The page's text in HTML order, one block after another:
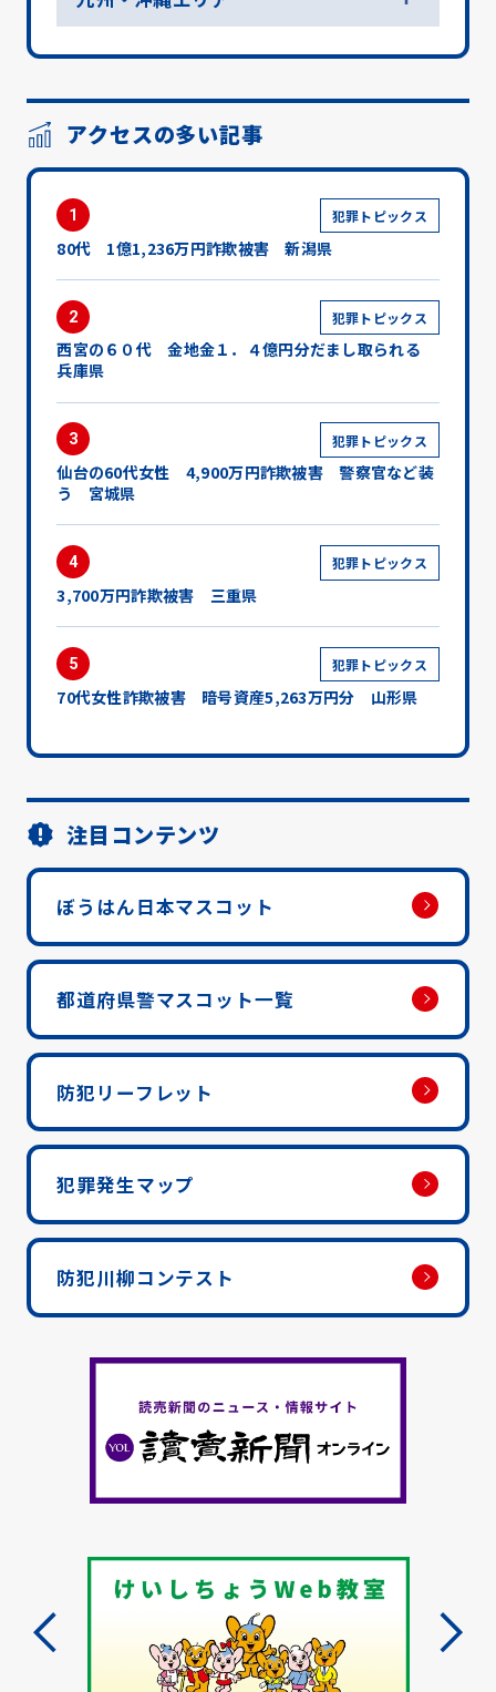
アクセスの多い記事
1 犯罪トピックス
80代 1億1,236万円詐欺被害 新潟県
2 犯罪トピックス
西宮の６０代 金地金１．４億円分だまし取られる
兵庫県
3 犯罪トピックス
仙台の60代女性 4,900万円詐欺被害 警察官など装
う 宮城県
4 犯罪トピックス
3,700万円詐欺被害 三重県
5 犯罪トピックス
70代女性詐欺被害 暗号資産5,263万円分 山形県
注目コンテンツ
ぼうはん日本マスコット
都道府県警マスコット一覧
防犯リーフレット
犯罪発生マップ
防犯川柳コンテスト